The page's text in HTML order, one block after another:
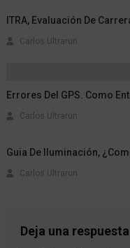
ITRA, Evaluación De
Carlos Ultrarun
Errores Del GPS. Como
Carlos Ultrarun
Guia De Iluminación,
Carlos Ultrarun
Deja una respuesta